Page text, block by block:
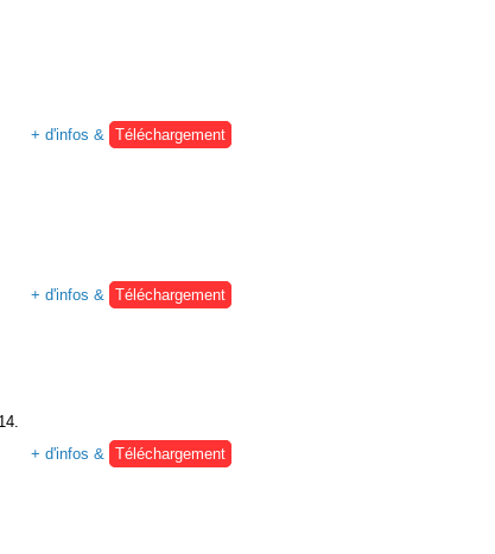
+ d'infos &
Téléchargement
+ d'infos &
Téléchargement
+ d'infos & Téléchargement